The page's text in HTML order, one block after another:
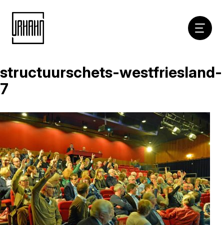
Naar
inhoud
structuurschets-westfriesland-
7